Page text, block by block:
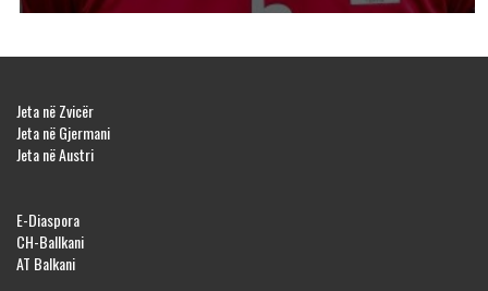
Jeta në Zvicër
Jeta në Gjermani
Jeta në Austri
E-Diaspora
CH-Ballkani
AT Balkani